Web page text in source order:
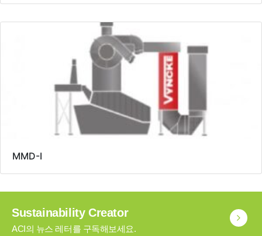
MMD-I
Sustainability Creator
ACI의 뉴스 레터를 구독해보세요.